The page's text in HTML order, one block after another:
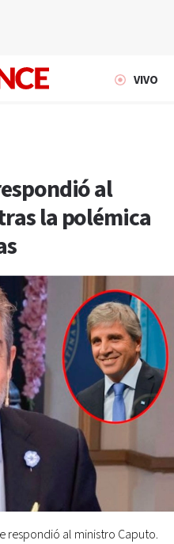
VIVO
al
la polémica
respondió al ministro Caputo.